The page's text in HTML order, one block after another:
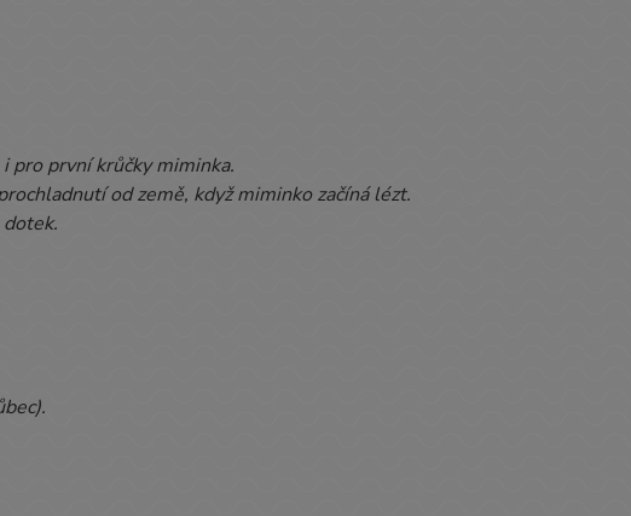
pro první krůčky miminka.
od země, když miminko začíná lézt.